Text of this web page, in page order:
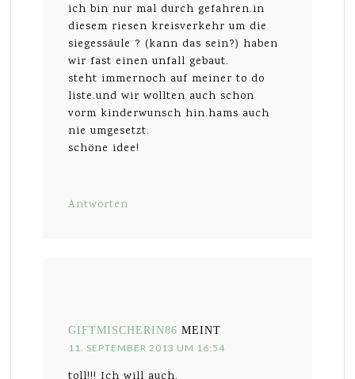
ich bin nur mal durch gefahren.in
diesem riesen kreisverkehr um die
siegessäule ? (kann das sein?) haben
wir fast einen unfall gebaut.
steht immernoch auf meiner to do
liste.und wir wollten auch schon
vorm kinderwunsch hin.hams auch
nie umgesetzt.
schöne idee!
Antworten
GIFTMISCHERIN86 MEINT
11. SEPTEMBER 2013 UM 16:54